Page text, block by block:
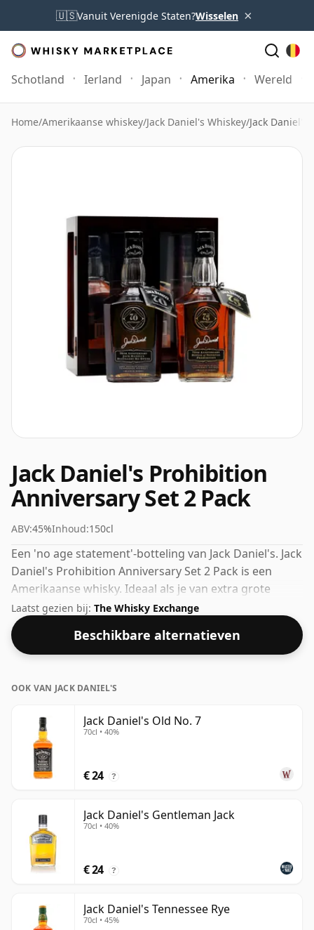
🇺🇸Vanuit Verenigde Staten?Wisselen ×
Schotland Ierland Japan Amerika Wereld
Home/Amerikaanse whiskey/Jack Daniel's Whiskey/Jack Daniel's
Jack Daniel's Prohibition
Anniversary Set 2 Pack
ABV:45%Inhoud:150cl
Een 'no age statement'-botteling van Jack Daniel's. Jack
Daniel's Prohibition Anniversary Set 2 Pack is een
Amerikaanse whisky. Ideaal als je van extra grote
flessen houdt, deze is 150cl. Het ABV registreert op
45%.
Laatst gezien bij: The Whisky Exchange
Beschikbare alternatieven
OOK VAN JACK DANIEL'S
Jack Daniel's Old No. 7
70cl • 40%
€ 24 ?
Jack Daniel's Gentleman Jack
70cl • 40%
€ 24 ?
Jack Daniel's Tennessee Rye
70cl • 45%